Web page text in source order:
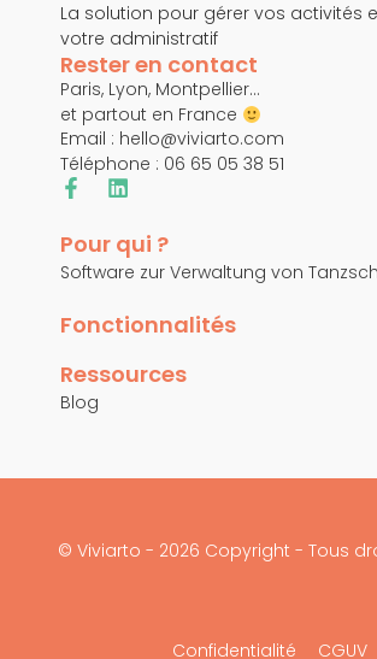
La solution pour gérer vos activités
votre administratif
Rester en contact
Paris, Lyon, Montpellier…
et partout en France
Email : hello@viviarto.com
Téléphone : 06 65 05 38 51
Pour qui ?
Software zur Verwaltung von
Fonctionnalités
Ressources
Blog
© Viviarto - 2026 Copyright - Tous
Confidentialité CGUV